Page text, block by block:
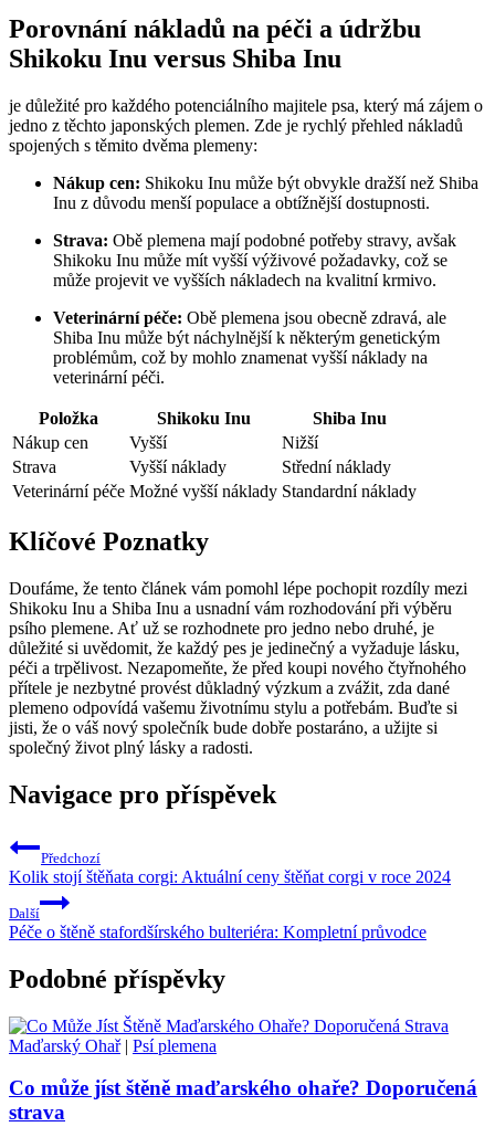
Porovnání nákladů na péči a údržbu
Shikoku Inu versus Shiba Inu
je důležité pro každého potenciálního majitele psa, který má zájem o
jedno z těchto japonských plemen. Zde je rychlý přehled nákladů
spojených s těmito dvěma plemeny:
Nákup cen: Shikoku Inu může být obvykle dražší než Shiba
Inu z důvodu menší populace a obtížnější dostupnosti.
Strava: Obě plemena mají podobné potřeby stravy, avšak
Shikoku Inu může mít vyšší výživové požadavky, což se
může projevit ve vyšších nákladech na kvalitní krmivo.
Veterinární péče: Obě plemena jsou obecně zdravá, ale
Shiba Inu může být náchylnější k některým genetickým
problémům, což by mohlo znamenat vyšší náklady na
veterinární péči.
Položka Shikoku Inu
Shiba Inu
Nákup cen
Vyšší
Nižší
Strava
Vyšší náklady
Střední náklady
Veterinární péče Možné vyšší náklady Standardní náklady
Klíčové Poznatky
Doufáme, že tento článek vám pomohl lépe pochopit rozdíly mezi
Shikoku Inu a Shiba Inu a usnadní vám rozhodování při výběru
psího plemene. Ať už se rozhodnete pro jedno nebo druhé, je
důležité si uvědomit, že každý pes je jedinečný a vyžaduje lásku,
péči a trpělivost. Nezapomeňte, že před koupi nového čtyřnohého
přítele je nezbytné provést důkladný výzkum a zvážit, zda dané
plemeno odpovídá vašemu životnímu stylu a potřebám. Buďte si
jisti, že o váš nový společník bude dobře postaráno, a užijte si
společný život plný lásky a radosti.
Navigace pro příspěvek
Předchozí
Kolik stojí štěňata corgi: Aktuální ceny štěňat corgi v roce 2024
Další
Péče o štěně stafordšírského bulteriéra: Kompletní průvodce
Podobné příspěvky
Maďarský Ohař| Psí plemena
Co může jíst štěně maďarského ohaře? Doporučená
strava